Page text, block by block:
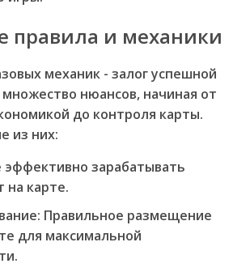
правила и механики
механик - залог успешной
множество нюансов, начиная от
до контроля карты.
из них:
зарабатывать
на карте.
Правильное размещение
для максимальной